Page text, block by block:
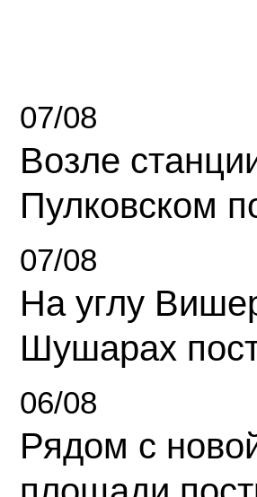
07/08
Возле
Пулковском
07/08
На углу
Шушарах
06/08
Рядом с